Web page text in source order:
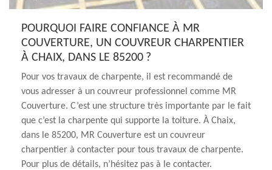
POURQUOI FAIRE CONFIANCE À MR
COUVERTURE, UN COUVREUR CHARPENTIER
À CHAIX, DANS LE 85200 ?
Pour vos travaux de charpente, il est recommandé de
vous adresser à un couvreur professionnel comme MR
Couverture. C’est une structure très importante par le fait
que c’est la charpente qui supporte la toiture. À Chaix,
dans le 85200, MR Couverture est un couvreur
charpentier à contacter pour tous travaux de charpente.
Pour plus de détails, n’hésitez pas à le contacter.